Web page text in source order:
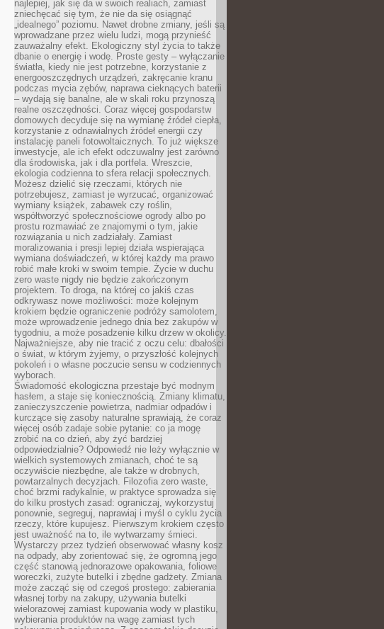
najlepiej, jak się da w swoich realiach, zamiast
zniechęcać się tym, że nie da się osiągnąć
„idealnego” poziomu. Nawet drobne zmiany, jeśli są
wprowadzane przez wielu ludzi, mogą przynieść
zauważalny efekt. Ekologiczny styl życia to także
dbanie o energię i wodę. Proste gesty – wyłączanie
światła, kiedy nie jest potrzebne, korzystanie z
energooszczędnych urządzeń, zakręcanie kranu
podczas mycia zębów, naprawa cieknących baterii
– wydają się banalne, ale w skali roku przynoszą
realne oszczędności. Coraz więcej gospodarstw
domowych decyduje się na wymianę źródeł ciepła,
korzystanie z odnawialnych źródeł energii czy
instalację paneli fotowoltaicznych. To już większe
inwestycje, ale ich efekt odczuwalny jest zarówno
dla środowiska, jak i dla portfela. Wreszcie,
ekologia codzienna to sfera relacji społecznych.
Możesz dzielić się rzeczami, których nie
potrzebujesz, zamiast je wyrzucać, organizować
wymiany książek, zabawek czy roślin,
współtworzyć społecznościowe ogrody albo po
prostu rozmawiać ze znajomymi o tym, jakie
rozwiązania u nich zadziałały. Zamiast
moralizowania i presji lepiej działa wspierająca
wymiana doświadczeń, w której każdy ma prawo
robić małe kroki w swoim tempie. Życie w duchu
zero waste nigdy nie będzie zakończonym
projektem. To droga, na której co jakiś czas
odkrywasz nowe możliwości: może kolejnym
krokiem będzie ograniczenie podróży samolotem,
może wprowadzenie jednego dnia bez zakupów w
tygodniu, a może posadzenie kilku drzew w okolicy.
Najważniejsze, aby nie tracić z oczu celu: dbałości
o świat, w którym żyjemy, o przyszłość kolejnych
pokoleń i o własne poczucie sensu w codziennych
wyborach.
Świadomość ekologiczna przestaje być modnym
hasłem, a staje się koniecznością. Zmiany klimatu,
zanieczyszczenie powietrza, nadmiar odpadów i
kurczące się zasoby naturalne sprawiają, że coraz
więcej osób zadaje sobie pytanie: co ja mogę
zrobić na co dzień, aby żyć bardziej
odpowiedzialnie? Odpowiedź nie leży wyłącznie w
wielkich systemowych zmianach, choć te są
oczywiście niezbędne, ale także w drobnych,
powtarzalnych decyzjach. Filozofia zero waste,
choć brzmi radykalnie, w praktyce sprowadza się
do kilku prostych zasad: ograniczaj, wykorzystuj
ponownie, segreguj, naprawiaj i myśl o cyklu życia
rzeczy, które kupujesz. Pierwszym krokiem często
jest uważność na to, ile wytwarzamy śmieci.
Wystarczy przez tydzień obserwować własny kosz
na odpady, aby zorientować się, że ogromną jego
część stanowią jednorazowe opakowania, foliowe
woreczki, zużyte butelki i zbędne gadżety. Zmiana
może zacząć się od czegoś prostego: zabierania
własnej torby na zakupy, używania butelki
wielorazowej zamiast kupowania wody w plastiku,
wybierania produktów na wagę zamiast tych